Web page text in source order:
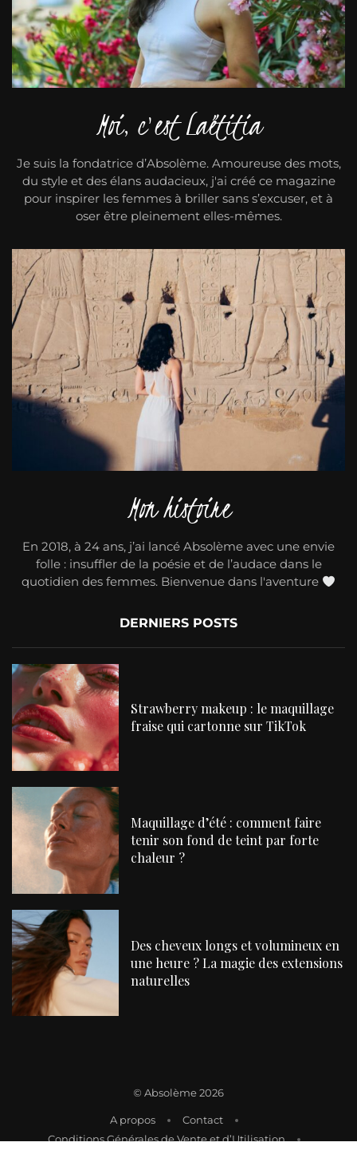
Moi, c'est Laëtitia
Je suis la fondatrice d’Absolème. Amoureuse des mots,
du style et des élans audacieux, j'ai créé ce magazine
pour inspirer les femmes à briller sans s’excuser, et à
oser être pleinement elles-mêmes.
Mon histoire
En 2018, à 24 ans, j’ai lancé Absolème avec une envie
folle : insuffler de la poésie et de l’audace dans le
quotidien des femmes. Bienvenue dans l'aventure
DERNIERS POSTS
Strawberry makeup : le maquillage
fraise qui cartonne sur TikTok
Maquillage d’été : comment faire
tenir son fond de teint par forte
chaleur ?
Des cheveux longs et volumineux en
une heure ? La magie des extensions
naturelles
© Absolème 2026
A propos
Contact
Conditions Générales de Vente et d’Utilisation